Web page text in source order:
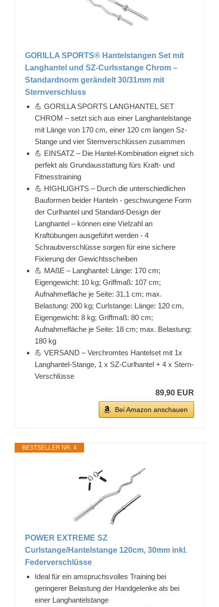
GORILLA SPORTS® Hantelstangen Set mit
Langhantel und SZ-Curlsstange Chrom –
Standardnorm gerändelt 30/31mm mit
Sternverschluss
💪 GORILLA SPORTS LANGHANTEL SET
CHROM – setzt sich aus einer Langhantelstange
mit Länge von 170 cm, einer 120 cm langen Sz-
Stange und vier Sternverschlüssen zusammen
💪 EINSATZ – Die Hantel-Kombination eignet sich
perfekt als Grundausstattung fürs Kraft- und
Fitnesstraining
💪 HIGHLIGHTS – Durch die unterschiedlichen
Bauformen beider Hanteln - geschwungene Form
der Curlhantel und Standard-Design der
Langhantel – können eine Vielzahl an
Kraftübungen ausgeführt werden - 4
Schraubverschlüsse sorgen für eine sichere
Fixierung der Gewichtsscheiben
💪 MAßE – Langhantel: Länge: 170 cm;
Eigengewicht: 10 kg; Griffmaß: 107 cm;
Aufnahmefläche je Seite: 31,1 cm; max.
Belastung: 200 kg; Curlstange: Länge: 120 cm,
Eigengewicht: 8 kg; Griffmaß: 80 cm;
Aufnahmefläche je Seite: 18 cm; max. Belastung:
180 kg
💪 VERSAND – Verchromtes Hantelset mit 1x
Langhantel-Stange, 1 x SZ-Curlhantel + 4 x Stern-
Verschlüsse
89,90 EUR
Bei Amazon anschauen
BESTSELLER NR. 4
POWER EXTREME SZ
Curlstange/Hantelstange 120cm, 30mm inkl.
Federverschlüsse
Ideal für ein amspruchsvolles Training bei
geringerer Belastung der Handgelenke als bei
einer Langhantelstange